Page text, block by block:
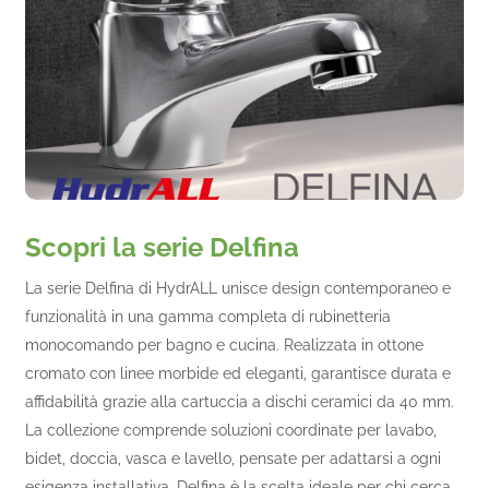
Scopri la serie Delfina
La serie Delfina di HydrALL unisce design contemporaneo e
funzionalità in una gamma completa di rubinetteria
monocomando per bagno e cucina. Realizzata in ottone
cromato con linee morbide ed eleganti, garantisce durata e
affidabilità grazie alla cartuccia a dischi ceramici da 40 mm.
La collezione comprende soluzioni coordinate per lavabo,
bidet, doccia, vasca e lavello, pensate per adattarsi a ogni